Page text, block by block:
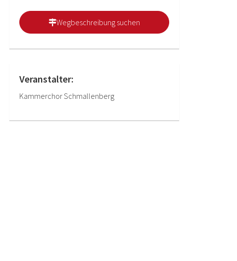
Wegbeschreibung suchen
Veranstalter:
Kammerchor Schmallenberg